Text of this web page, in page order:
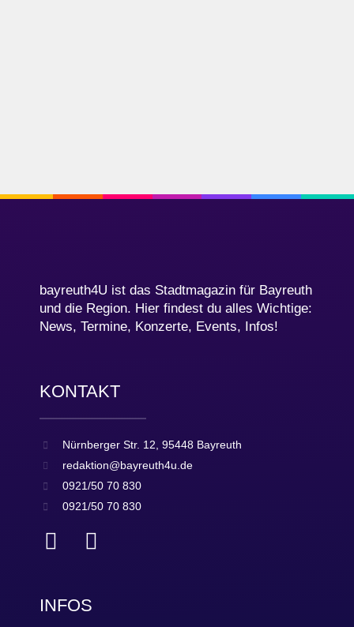
bayreuth4U ist das Stadtmagazin für Bayreuth
und die Region. Hier findest du alles Wichtige:
News, Termine, Konzerte, Events, Infos!
KONTAKT
Nürnberger Str. 12, 95448 Bayreuth
redaktion@bayreuth4u.de
0921/50 70 830
0921/50 70 830
INFOS